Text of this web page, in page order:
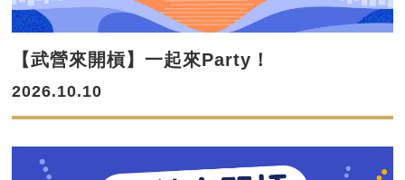
【武營來開槓】一起來Party！
2026.10.10